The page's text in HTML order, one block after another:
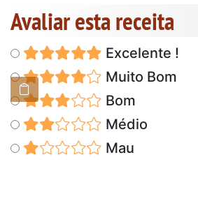
Avaliar esta receita
Excelente !
Muito Bom
Bom
Médio
Mau